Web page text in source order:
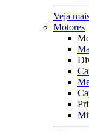
Veja
Motores